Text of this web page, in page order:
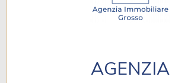
AGENZIA